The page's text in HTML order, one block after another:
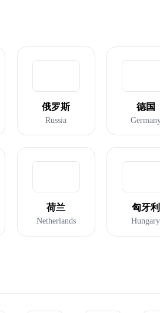
俄罗斯
Russia
德国
荷兰
Netherlands
匈牙利
Hungary